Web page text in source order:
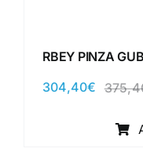
RBEY PINZA
304,40€